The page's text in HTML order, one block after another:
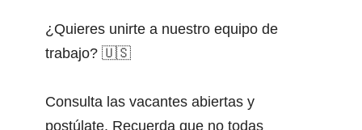
¿Quieres unirte a nuestro equipo de
trabajo? 🇺🇸
Consulta las vacantes abiertas y
postúlate. Recuerda que no todas